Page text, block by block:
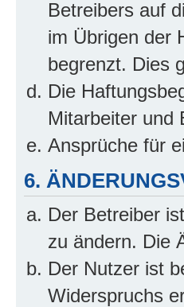
Betreibers auf
im Übrigen der
begrenzt. Dies
Die
Mitarbeiter und
Ansprüche für
6.
Der Betreiber
zu ändern. Die
Der Nutzer ist
Widerspruchs